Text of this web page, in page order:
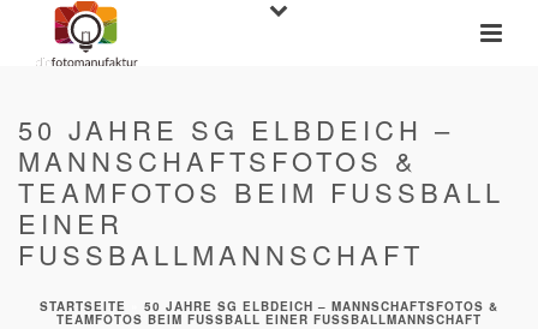
50 JAHRE SG ELBDEICH –
MANNSCHAFTSFOTOS &
TEAMFOTOS BEIM FUSSBALL
EINER
FUSSBALLMANNSCHAFT
STARTSEITE 50 JAHRE SG ELBDEICH – MANNSCHAFTSFOTOS &
TEAMFOTOS BEIM FUSSBALL EINER FUSSBALLMANNSCHAFT